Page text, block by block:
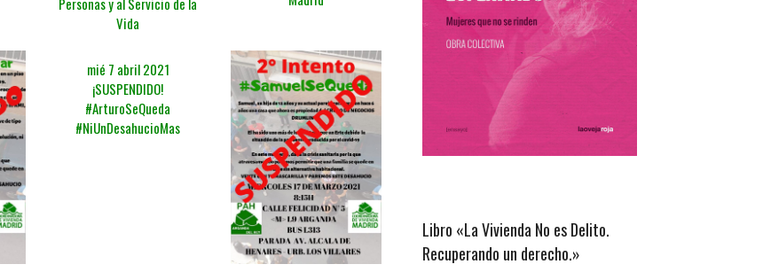
Vida
mié 7 abril 2021
¡SUSPENDIDO!
#ArturoSeQueda
#NiUnDesahucioMas
Libro «La Vivienda No es Delito.
Recuperando un derecho.»